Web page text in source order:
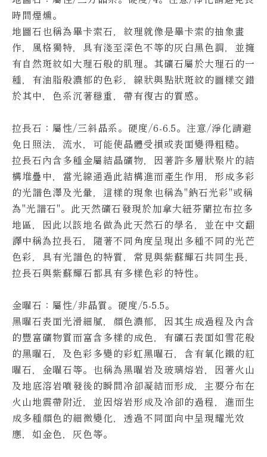
時間煙燻。
地圖石也稱為畢卡索石，紋理就像是畢卡索的抽象畫
作，風格獨特，具有淺至深色不等的灰白黑色調，並擁
有自然斑紋如大理石般的肌理。 其礦石屬於大理石的一
種，有油脂般濃郁的色彩，線狀與點狀斑紋的圖樣交錯
於其中，色系沉著穩重，帶有復古的質感。
拉長石：屬性/三斜晶系。硬度/6-6.5。 注意/淨化請避
免日照法，流水，可能使晶體受損或表面變得粗糙。
拉長石內含多種金屬結晶礦物，因著許多層狀聚片的結
構堆疊中，當光線通過此結構進而產生作用，形成多彩
的光譜色澤及光暈，這樣的現象也稱為"鈉石光彩"或稱
為"光譜石"。 此天然礦石發現於加拿大紐芬蘭拉布拉多
地區，因此以該地名做為此天然石的學名，並在中文翻
譯中稱為拉長石，隨著不同角度呈現出多種不同的光芒
色彩，具有光譜色的特質，常見與紫蘇輝石共同生長，
拉長石與紫蘇輝石都具有多樣色彩的特性。
金曜石：屬性/非晶質。硬度/5-5.5。
黑曜石表面光滑細膩，顏色濃郁，因其生成過程及內含
的豐富礦物質而富含多樣的成色，有礦石表面如雪花般
的黑曜石，及色彩多變的彩虹黑曜石，含有氧化鐵的紅
曜石，金曜石等。 也稱為黑曜岩及玻璃熔岩，因著火山
及地底溶岩噴發後的瞬間冷卻凝結而形成，主要分布在
火山地震帶附近，並因熔岩形成及冷卻的過程，進而生
成多種顏色的細微變化，透過不同面向中呈現耀光效
應，如金色，灰色等。